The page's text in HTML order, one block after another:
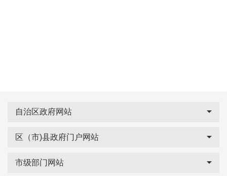
自治区政府网站
区（市)县政府门户网站
市级部门网站